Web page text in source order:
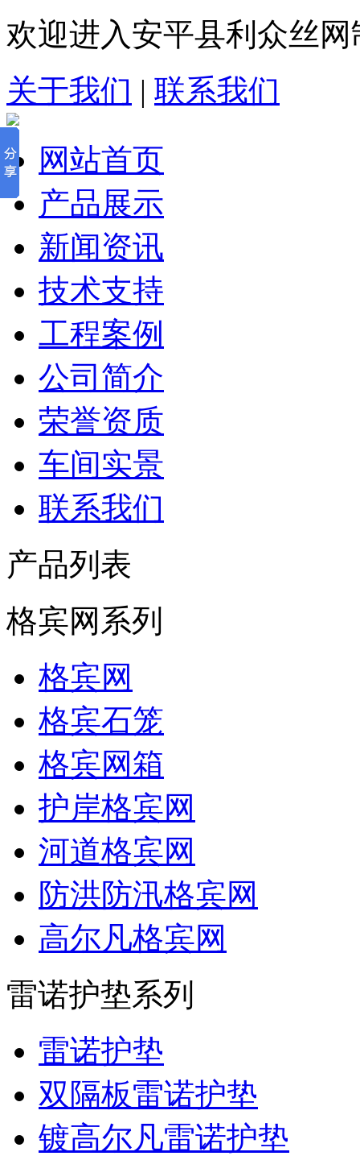
欢迎进入安平县利众丝
关于我们 | 联系我们
网站首页
产品展示
新闻资讯
技术支持
工程案例
公司简介
荣誉资质
车间实景
联系我们
产品列表
格宾网系列
格宾网
格宾石笼
格宾网箱
护岸格宾网
河道格宾网
防洪防汛格宾网
高尔凡格宾网
雷诺护垫系列
雷诺护垫
双隔板雷诺护垫
镀高尔凡雷诺护垫